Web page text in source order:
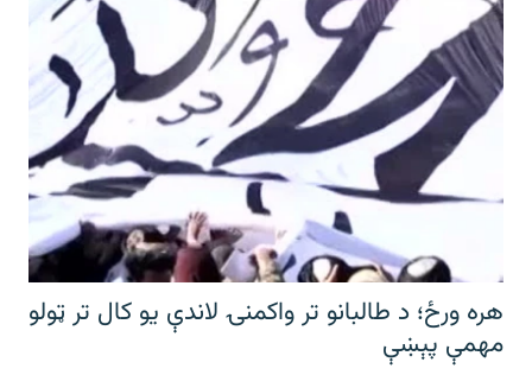
هره ورځ؛ د طالبانو تر واکمنۍ لاندې یو کال تر ټولو
مهمې پېښې